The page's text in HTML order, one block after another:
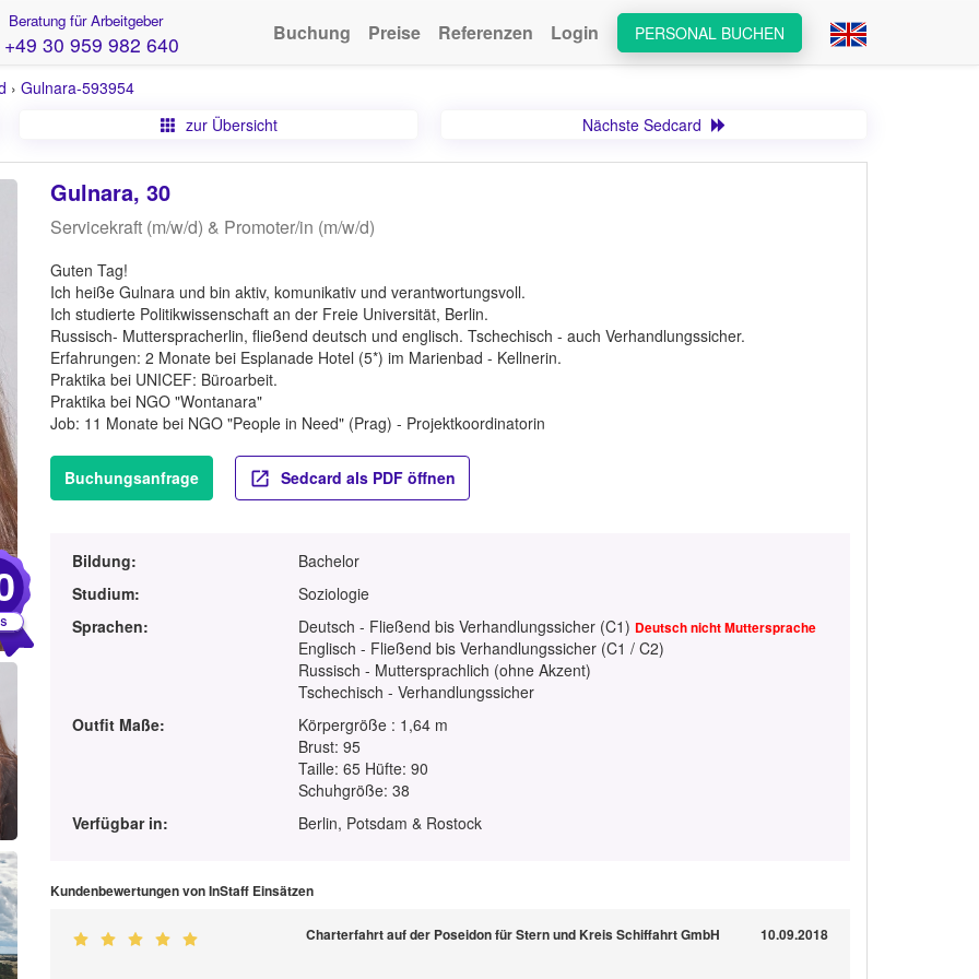
Beratung für Arbeitgeber
+49 30 959 982 640 PERSONAL BUCHEN
Buchung Preise Referenzen Login
› Gulnara-593954
zur Übersicht
Nächste Sedcard
Gulnara, 30
Servicekraft (m/w/d) & Promoter/in (m/w/d)
Guten Tag!
Ich heiße Gulnara und bin aktiv, komunikativ und verantwortungsvoll.
Ich studierte Politikwissenschaft an der Freie Universität, Berlin.
Russisch- Mutterspracherlin, fließend deutsch und englisch. Tschechisch - auch Verhandlungssicher.
Erfahrungen: 2 Monate bei Esplanade Hotel (5*) im Marienbad - Kellnerin.
Praktika bei UNICEF: Büroarbeit.
Praktika bei NGO "Wontanara"
Job: 11 Monate bei NGO "People in Need" (Prag) - Projektkoordinatorin
Buchungsanfrage Sedcard als PDF öffnen
Bildung:
Bachelor
Studium:
Soziologie
Sprachen:
Deutsch - Fließend bis Verhandlungssicher (C1) Deutsch nicht Muttersprache
Englisch - Fließend bis Verhandlungssicher (C1 / C2)
Russisch - Muttersprachlich (ohne Akzent)
Tschechisch - Verhandlungssicher
Outfit Maße:
Körpergröße : 1,64 m
Brust: 95
Taille: 65 Hüfte: 90
Schuhgröße: 38
Verfügbar in:
Berlin, Potsdam & Rostock
Kundenbewertungen von InStaff Einsätzen
Charterfahrt auf der Poseidon für Stern und Kreis Schiffahrt GmbH 10.09.2018